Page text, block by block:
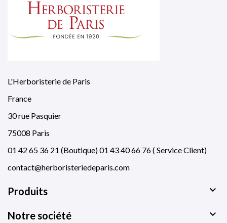
L'Herboristerie de Paris
France
30 rue Pasquier
75008 Paris
01 42 65 36 21 (Boutique) 01 43 40 66 76 ( Service Client)
contact@herboristeriedeparis.com
Produits 
Notre société 